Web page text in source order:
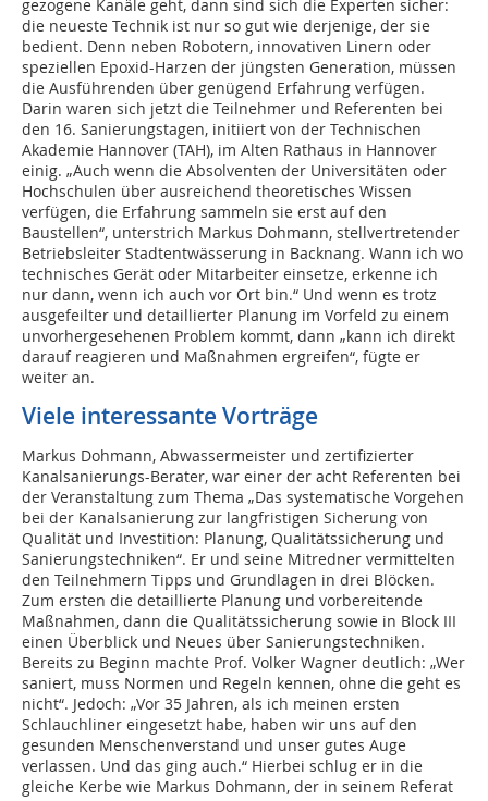
gezogene Kanäle geht, dann sind sich die Experten sicher:
die neueste Technik ist nur so gut wie derjenige, der sie
bedient. Denn neben Robotern, innovativen Linern oder
speziellen Epoxid-Harzen der jüngsten Generation, müssen
die Ausführenden über genügend Erfahrung verfügen.
Darin waren sich jetzt die Teilnehmer und Referenten bei
den 16. Sanierungstagen, initiiert von der Technischen
Akademie Hannover (TAH), im Alten Rathaus in Hannover
einig. „Auch wenn die Absolventen der Universitäten oder
Hochschulen über ausreichend theoretisches Wissen
verfügen, die Erfahrung sammeln sie erst auf den
Baustellen“, unterstrich Markus Dohmann, stellvertretender
Betriebsleiter Stadtentwässerung in Backnang. Wann ich wo
technisches Gerät oder Mitarbeiter einsetze, erkenne ich
nur dann, wenn ich auch vor Ort bin.“ Und wenn es trotz
ausgefeilter und detaillierter Planung im Vorfeld zu einem
unvorhergesehenen Problem kommt, dann „kann ich direkt
darauf reagieren und Maßnahmen ergreifen“, fügte er
weiter an.
Viele interessante Vorträge
Markus Dohmann, Abwassermeister und zertifizierter
Kanalsanierungs-Berater, war einer der acht Referenten bei
der Veranstaltung zum Thema „Das systematische Vorgehen
bei der Kanalsanierung zur langfristigen Sicherung von
Qualität und Investition: Planung, Qualitätssicherung und
Sanierungstechniken“. Er und seine Mitredner vermittelten
den Teilnehmern Tipps und Grundlagen in drei Blöcken.
Zum ersten die detaillierte Planung und vorbereitende
Maßnahmen, dann die Qualitätssicherung sowie in Block III
einen Überblick und Neues über Sanierungstechniken.
Bereits zu Beginn machte Prof. Volker Wagner deutlich: „Wer
saniert, muss Normen und Regeln kennen, ohne die geht es
nicht“. Jedoch: „Vor 35 Jahren, als ich meinen ersten
Schlauchliner eingesetzt habe, haben wir uns auf den
gesunden Menschenverstand und unser gutes Auge
verlassen. Und das ging auch.“ Hierbei schlug er in die
gleiche Kerbe wie Markus Dohmann, der in seinem Referat